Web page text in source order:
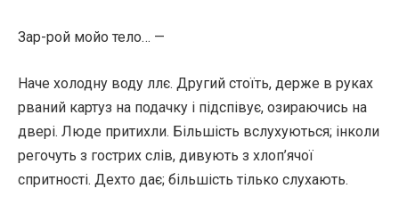
Зар-рой мойо тело… —
Наче холодну воду ллє. Другий стоїть, держе в руках
рваний картуз на подачку і підспівує, озираючись на
двері. Люде притихли. Більшість вслухуються; інколи
регочуть з гострих слів, дивують з хлоп’ячої
спритності. Дехто дає; більшість тілько слухають.